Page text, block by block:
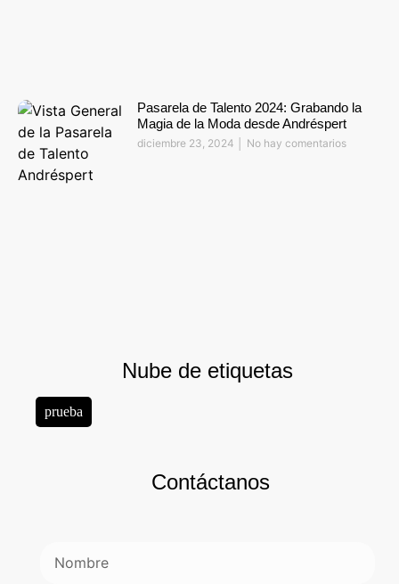
Pasarela de Talento 2024: Grabando la
Magia de la Moda desde Andréspert
diciembre 23, 2024 No hay comentarios
Nube de etiquetas
prueba
Contáctanos